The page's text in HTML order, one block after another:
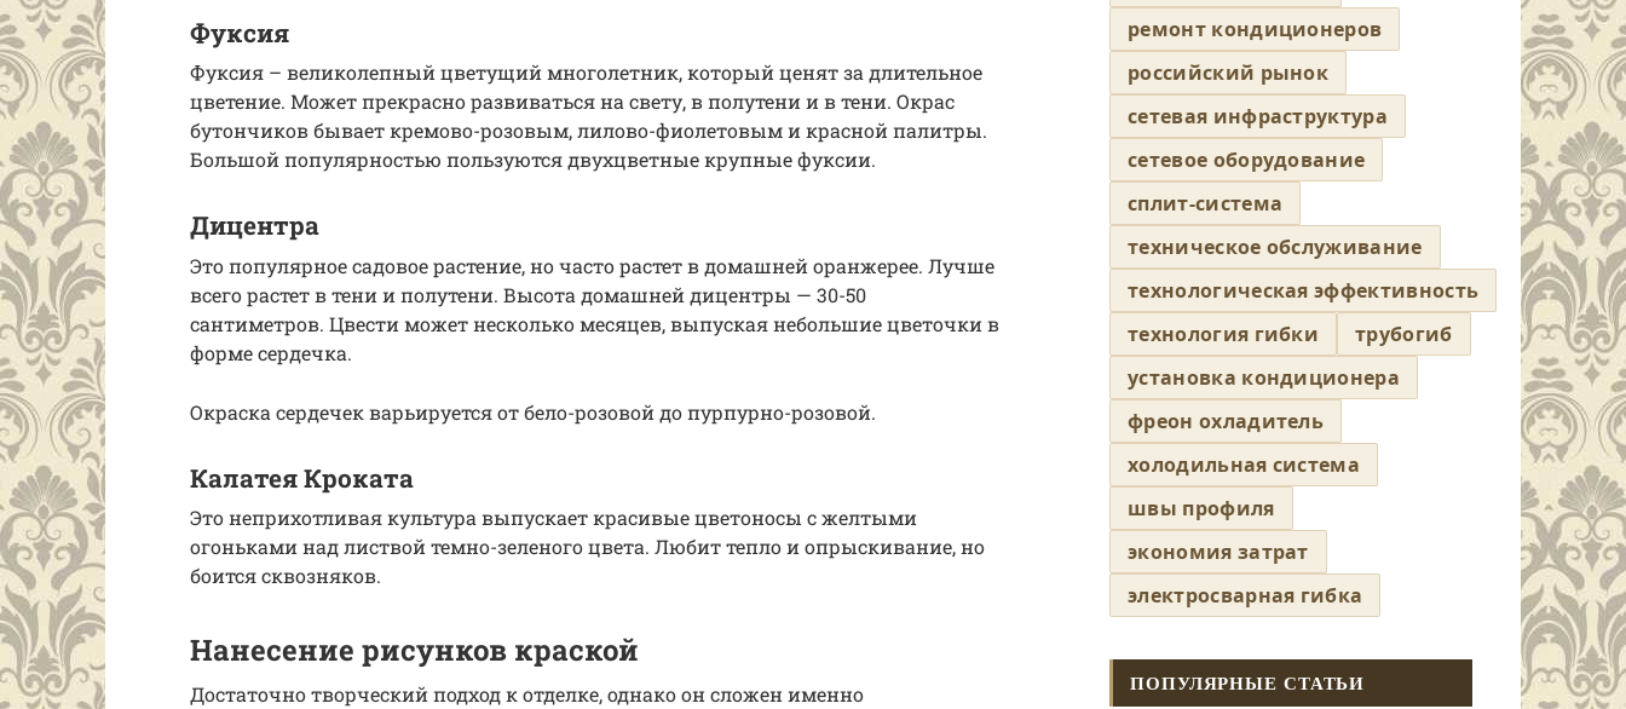
Фуксия
Фуксия – великолепный цветущий многолетник, который ценят за длительное
цветение. Может прекрасно развиваться на свету, в полутени и в тени. Окрас
бутончиков бывает кремово-розовым, лилово-фиолетовым и красной палитры.
Большой популярностью пользуются двухцветные крупные фуксии.
​​​​Дицентра
Это популярное садовое растение, но часто растет в домашней оранжерее. Лучше
всего растет в тени и полутени. Высота домашней дицентры — 30-50
сантиметров. Цвести может несколько месяцев, выпуская небольшие цветочки в
форме сердечка.
Окраска сердечек варьируется от бело-розовой до пурпурно-розовой.
Калатея Кроката
Это неприхотливая культура выпускает красивые цветоносы с желтыми
огоньками над листвой темно-зеленого цвета. Любит тепло и опрыскивание, но
боится сквозняков.
Нанесение рисунков краской
Достаточно творческий подход к отделке, однако он сложен именно
ремонт кондиционеров
российский рынок
сетевая инфраструктура
сетевое оборудование
сплит-система
техническое обслуживание
технологическая эффективность
технология гибки
трубогиб
установка кондиционера
фреон охладитель
холодильная система
швы профиля
экономия затрат
электросварная гибка
ПОПУЛЯРНЫЕ СТАТЬИ